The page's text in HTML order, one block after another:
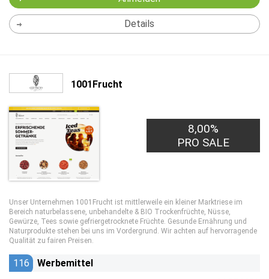
Details
1001Frucht
8,00%
PRO SALE
Unser Unternehmen 1001Frucht ist mittlerweile ein kleiner Marktriese im
Bereich naturbelassene, unbehandelte & BIO Trockenfrüchte, Nüsse,
Gewürze, Tees sowie gefriergetrocknete Früchte. Gesunde Ernährung und
Naturprodukte stehen bei uns im Vordergrund. Wir achten auf hervorragende
Qualität zu fairen Preisen.
116 Werbemittel